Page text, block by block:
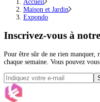
Accueil
Maison et Jardin
Expondo
Inscrivez-vous à
Pour être sûr de ne rien manquer,
chaque semaine. Vous pouvez